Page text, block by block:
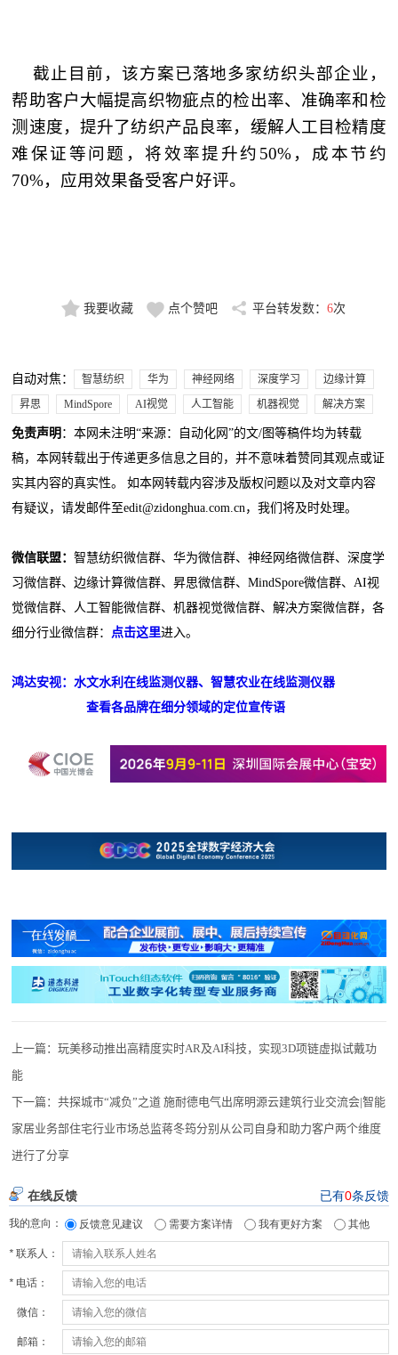
截止目前，该方案已落地多家纺织头部企业，
帮助客户大幅提高织物疵点的检出率、准确率和检
测速度，提升了纺织产品良率，缓解人工目检精度
难保证等问题，将效率提升约50%，成本节约
70%，应用效果备受客户好评。
我要收藏 点个赞吧 平台转发数： 6次
自动对焦： 智慧纺织 华为 神经网络 深度学习
边缘计算
昇思
MindSpore AI视觉 人工智能 机器视觉 解决方案
免责声明 ：本网未注明“来源：自动化网”的文/图等稿件均为转载
稿，本网转载出于传递更多信息之目的，并不意味着赞同其观点或证
实其内容的真实性。 如本网转载内容涉及版权问题以及对文章内容
有疑议，请发邮件至edit@zidonghua.com.cn，我们将及时处理。
微信联盟：智慧纺织微信群、华为微信群、神经网络微信群、深度学
习微信群、边缘计算微信群、昇思微信群、MindSpore微信群、AI视
觉微信群、人工智能微信群、机器视觉微信群、解决方案微信群，各
细分行业微信群：
点击这里进入。
鸿达安视：水文水利在线监测仪器、智慧农业在线监测仪器
查看各品牌在细分领域的定位宣传语
上一篇：玩美移动推出高精度实时AR及AI科技，实现3D项链虚拟试戴功
能
下一篇：共探城市“减负”之道 施耐德电气出席明源云建筑行业交流会|智能
家居业务部住宅行业市场总监蒋冬筠分别从公司自身和助力客户两个维度
进行了分享